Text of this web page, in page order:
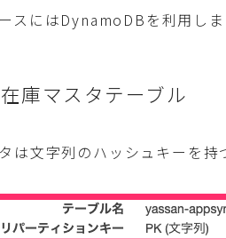
スにはDynamoDBを利用しま
庫マスタテーブル
は文字列のハッシュキーを持